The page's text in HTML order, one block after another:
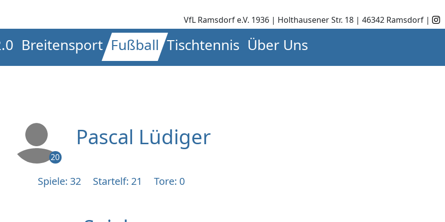
VfL Ramsdorf e.V. 1936 | Holthausener Str. 18 | 46342 Ramsdorf |
Breitensport Fußball Tischtennis Über Uns
20
Pascal Lüdiger
Spiele: 32 Startelf: 21 Tore: 0